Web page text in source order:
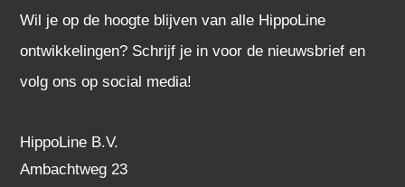
Wil je op de hoogte blijven van alle HippoLine
ontwikkelingen? Schrijf je in voor de nieuwsbrief en
volg ons op social media!
HippoLine B.V.
Ambachtweg 23